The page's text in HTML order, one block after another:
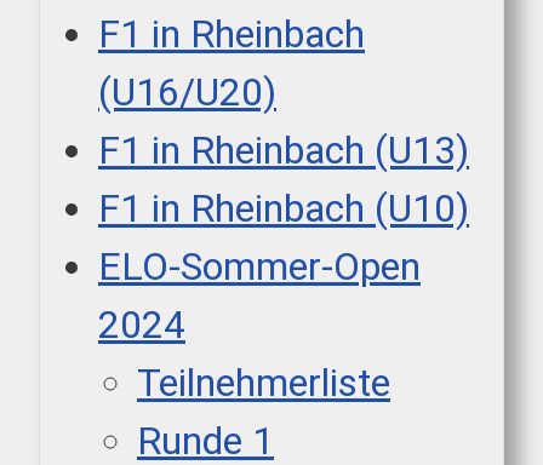
F1 in Rheinbach
(U16/U20)
F1 in Rheinbach (U13)
F1 in Rheinbach (U10)
ELO-Sommer-Open
2024
Teilnehmerliste
Runde 1